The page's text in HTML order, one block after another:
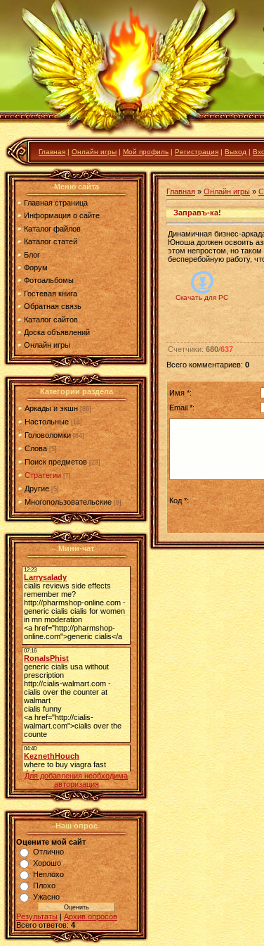
Главная | Онлайн игры | Мой профиль | Регистрация | Выход |
Меню сайта
Главная страница
Информация о сайте
Каталог файлов
Каталог статей
Блог
Форум
Фотоальбомы
Гостевая книга
Обратная связь
Каталог сайтов
Доска объявлений
Онлайн игры
Категории раздела
Аркады и экшн [86]
Настольные [14]
Головоломки [64]
Слова [5]
Поиск предметов [23]
Стратегии [7]
Другие [5]
Многопользовательские [9]
Мини-чат
Для добавления необходима
авторизация
Наш опрос
Оцените мой сайт
Отлично
Хорошо
Неплохо
Плохо
Ужасно
Результаты | Архив опросов
Всего ответов: 4
Главная » Онлайн игры »
Заправъ-ка!
Динамичная бизнес-
Юноша должен освоить
этом непростом, но таком
бесперебойную работу,
Скачать для PC
Счетчики: 680/637
Всего комментариев: 0
Имя *:
Email *:
Код *: